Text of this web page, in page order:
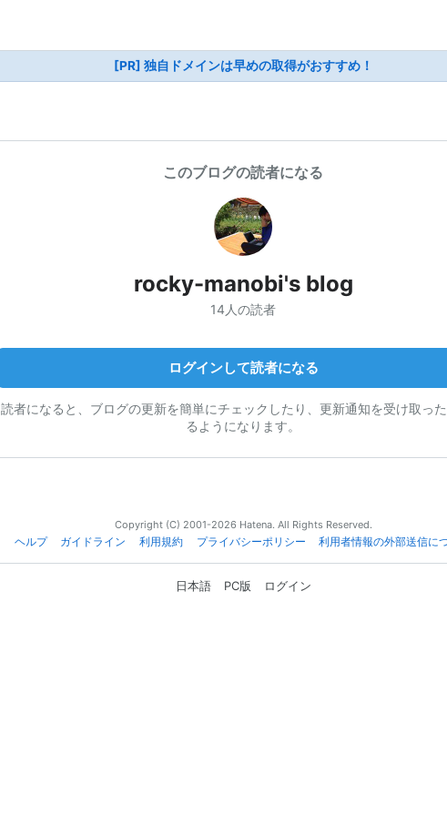
[PR] 独自ドメインは早めの取得がおすすめ！
このブログの読者になる
rocky-manobi's blog
14人の読者
ログインして読者になる
読者になると、ブログの更新を簡単にチェックしたり、更新通知を受け取っ
るようになります。
Copyright (C) 2001-2026 Hatena. All Rights Reserved.
ヘルプ
ガイドライン 利用規約 プライバシーポリシー 利用者情報の外部送信に
日本語 PC版 ログイン